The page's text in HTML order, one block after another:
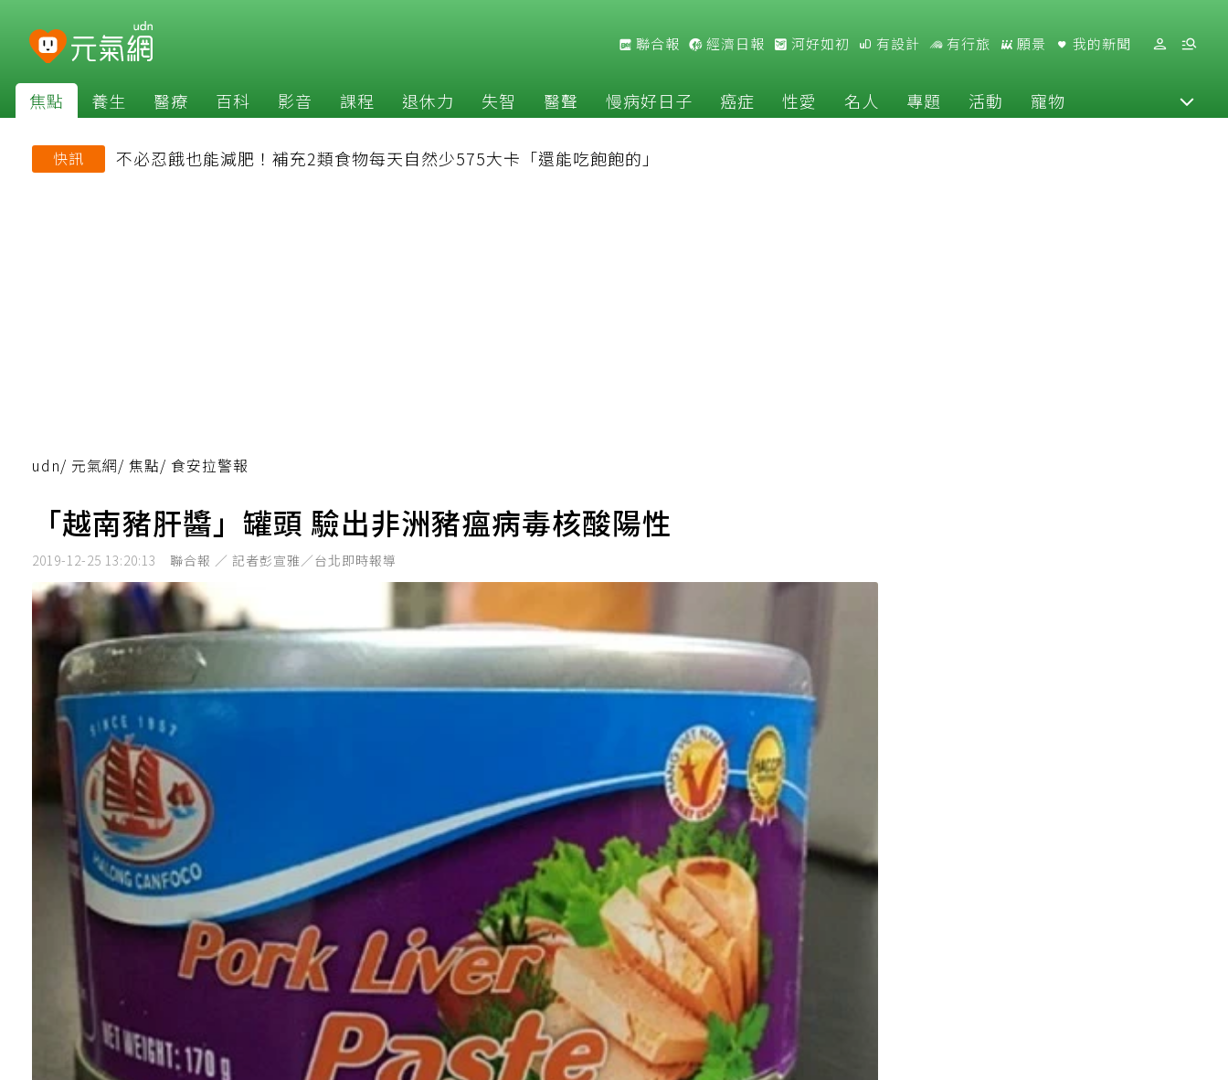
聯合報 經濟日報 河好如初 有設計 有行旅 願景 我的新聞
焦點 養生 醫療 百科 影音 課程 退休力 失智 醫聲 慢病好日子 癌症 性愛 名人 專題 活動 寵物
快訊 不必忍餓也能減肥！補充2類食物每天自然少575大卡「還能吃飽飽的」
udn/ 元氣網/ 焦點/ 食安拉警報
「越南豬肝醬」罐頭 驗出非洲豬瘟病毒核酸陽性
2019-12-25 13:20:13 聯合報 ／ 記者彭宣雅／台北即時報導